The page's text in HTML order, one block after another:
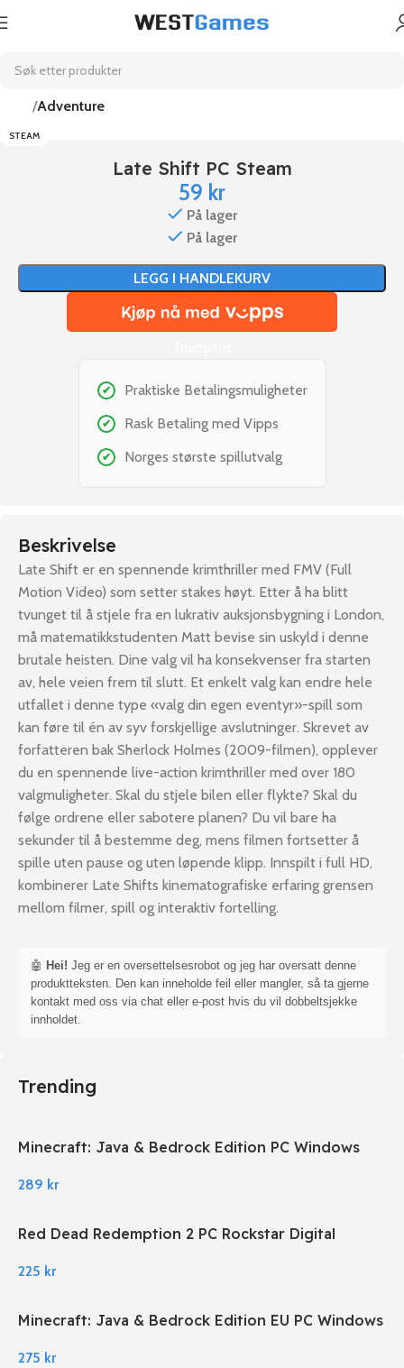
Adventure
STEAM
Late Shift PC Steam
59 kr
På lager
På lager
LEGG I HANDLEKURV
✔ Praktiske Betalingsmuligheter
✔ Rask Betaling med Vipps
✔ Norges største spillutvalg
Beskrivelse
Late Shift er en spennende krimthriller med FMV (Full
Motion Video) som setter stakes høyt. Etter å ha blitt
tvunget til å stjele fra en lukrativ auksjonsbygning i London,
må matematikkstudenten Matt bevise sin uskyld i denne
brutale heisten. Dine valg vil ha konsekvenser fra starten
av, hele veien frem til slutt. Et enkelt valg kan endre hele
utfallet i denne type «valg din egen eventyr»-spill som
kan føre til én av syv forskjellige avslutninger. Skrevet av
forfatteren bak Sherlock Holmes (2009-filmen), opplever
du en spennende live-action krimthriller med over 180
valgmuligheter. Skal du stjele bilen eller flykte? Skal du
følge ordrene eller sabotere planen? Du vil bare ha
sekunder til å bestemme deg, mens filmen fortsetter å
spille uten pause og uten løpende klipp. Innspilt i full HD,
kombinerer Late Shifts kinematografiske erfaring grensen
mellom filmer, spill og interaktiv fortelling.
🤖 Hei! Jeg er en oversettelsesrobot og jeg har oversatt denne
produktteksten. Den kan inneholde feil eller mangler, så ta gjerne
kontakt med oss via chat eller e-post hvis du vil dobbeltsjekke
innholdet.
Trending
Minecraft: Java & Bedrock Edition PC Windows
289 kr
Red Dead Redemption 2 PC Rockstar Digital
225 kr
Minecraft: Java & Bedrock Edition EU PC Windows
275 kr